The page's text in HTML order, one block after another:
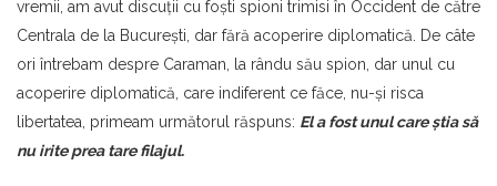
vremii, am avut discuţii cu foşti spioni trimisi în Occident de către
Centrala de la Bucureşti, dar fără acoperire diplomatică. De câte
ori întrebam despre Caraman, la rându său spion, dar unul cu
acoperire diplomatică, care indiferent ce făce, nu-şi risca
libertatea, primeam următorul răspuns: El a fost unul care ştia să
nu irite prea tare filajul.